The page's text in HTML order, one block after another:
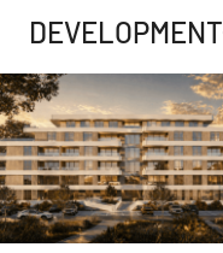
DEVELOPMENT